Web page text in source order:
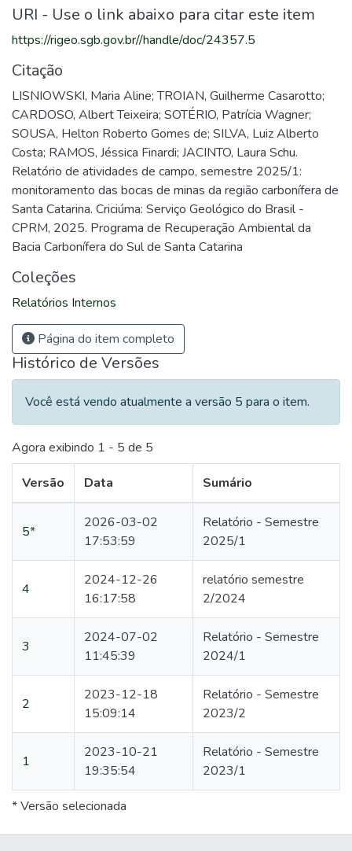
URI - Use o link abaixo para citar este item
https://rigeo.sgb.gov.br//handle/doc/24357.5
Citação
LISNIOWSKI, Maria Aline; TROIAN, Guilherme Casarotto;
CARDOSO, Albert Teixeira; SOTÉRIO, Patrícia Wagner;
SOUSA, Helton Roberto Gomes de; SILVA, Luiz Alberto
Costa; RAMOS, Jéssica Finardi; JACINTO, Laura Schu.
Relatório de atividades de campo, semestre 2025/1:
monitoramento das bocas de minas da região carbonífera de
Santa Catarina. Criciúma: Serviço Geológico do Brasil -
CPRM, 2025. Programa de Recuperação Ambiental da
Bacia Carbonífera do Sul de Santa Catarina
Coleções
Relatórios Internos
Página do item completo
Histórico de Versões
Você está vendo atualmente a versão 5 para o item.
Agora exibindo 1 - 5 de 5
Versão Data Sumário
5*
2026-03-02
17:53:59
Relatório - Semestre
2025/1
4
2024-12-26
16:17:58
relatório semestre
2/2024
3
2024-07-02
11:45:39
Relatório - Semestre
2024/1
2
2023-12-18
15:09:14
Relatório - Semestre
2023/2
1
2023-10-21
19:35:54
Relatório - Semestre
2023/1
* Versão selecionada